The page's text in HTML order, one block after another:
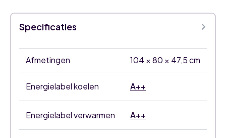
aantal
Specificaties
Afmetingen 104 × 80 × 47,5 cm
Energielabel koelen A++
Energielabel verwarmen A++